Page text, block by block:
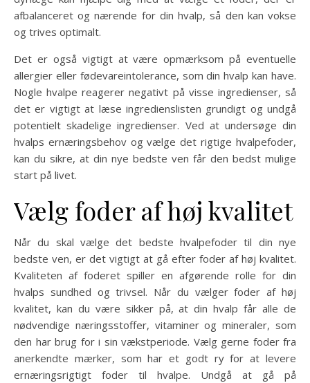
afbalanceret og nærende for din hvalp, så den kan vokse
og trives optimalt.
Det er også vigtigt at være opmærksom på eventuelle
allergier eller fødevareintolerance, som din hvalp kan have.
Nogle hvalpe reagerer negativt på visse ingredienser, så
det er vigtigt at læse ingredienslisten grundigt og undgå
potentielt skadelige ingredienser. Ved at undersøge din
hvalps ernæringsbehov og vælge det rigtige hvalpefoder,
kan du sikre, at din nye bedste ven får den bedst mulige
start på livet.
Vælg foder af høj kvalitet
Når du skal vælge det bedste hvalpefoder til din nye
bedste ven, er det vigtigt at gå efter foder af høj kvalitet.
Kvaliteten af foderet spiller en afgørende rolle for din
hvalps sundhed og trivsel. Når du vælger foder af høj
kvalitet, kan du være sikker på, at din hvalp får alle de
nødvendige næringsstoffer, vitaminer og mineraler, som
den har brug for i sin vækstperiode. Vælg gerne foder fra
anerkendte mærker, som har et godt ry for at levere
ernæringsrigtigt foder til hvalpe. Undgå at gå på